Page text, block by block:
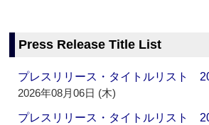
Press Release Title List
プレスリリース・タイトルリスト
2026年08月06日 (木)
プレスリリース・タイトルリスト